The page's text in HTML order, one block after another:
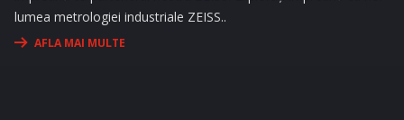
lumea metrologiei industriale ZEISS..
AFLA MAI MULTE